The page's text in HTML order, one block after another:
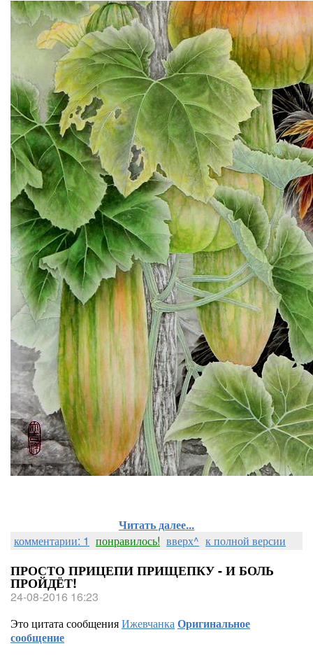
Читать далее...
комментарии: 1 понравилось! вверх^ к полной версии
ПРОСТО ПРИЦЕПИ ПРИЩЕПКУ - И БОЛЬ
ПРОЙДЁТ!
24-08-2016 16:23
Это цитата сообщенияИжевчанкаОригинальное
сообщение